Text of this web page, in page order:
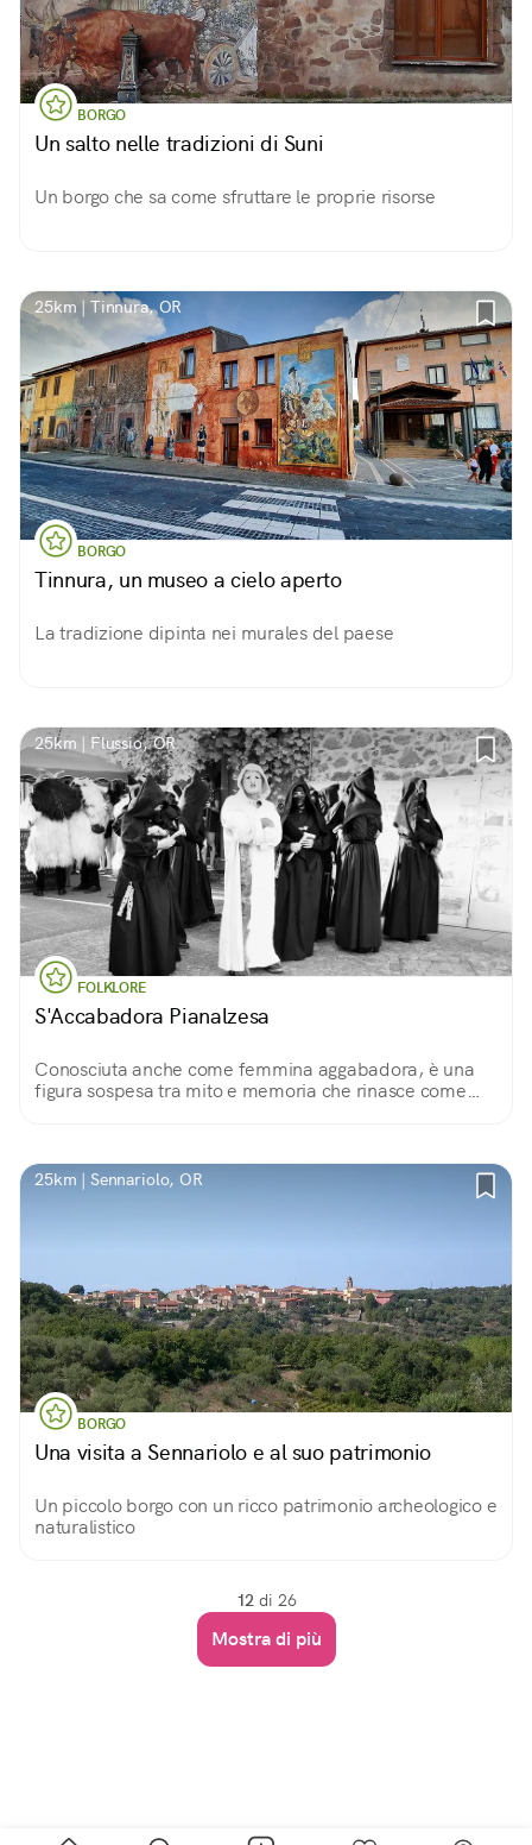
BORGO
Un salto nelle tradizioni di Suni
Un borgo che sa come sfruttare le proprie risorse
25km | Tinnura, OR
BORGO
Tinnura, un museo a cielo aperto
La tradizione dipinta nei murales del paese
25km | Flussio, OR
FOLKLORE
S'Accabadora Pianalzesa
Conosciuta anche come femmina aggabadora, è una
figura sospesa tra mito e memoria che rinasce come
25km | Sennariolo, OR
BORGO
Una visita a Sennariolo e al suo patrimonio
Un piccolo borgo con un ricco patrimonio archeologico e
naturalistico
12 di 26
Mostra di più